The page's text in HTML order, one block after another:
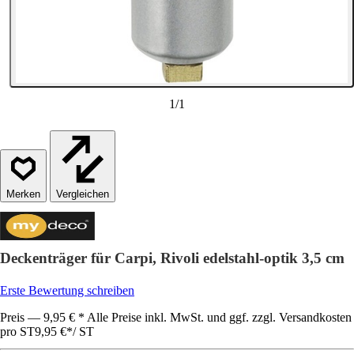
1/1
Vergleichen
Deckenträger für Carpi, Rivoli edelstahl-optik 3,5 cm
Erste Bewertung schreiben
Preis — 9,95 € * Alle Preise inkl. MwSt. und ggf. zzgl. Versandkosten
pro ST9,95 €*/ ST